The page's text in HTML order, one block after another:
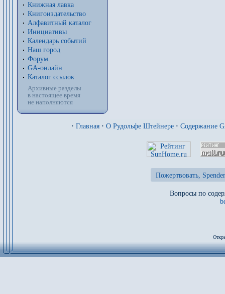
Книжная лавка
Книгоиздательство
Алфавитный каталог
Инициативы
Календарь событий
Наш город
Форум
GA-онлайн
Каталог ссылок
Архивные разделы
в настоящее время
не наполняются
· Главная · О Рудольфе Штейнере · Содержание
Пожертвовать,
Вопросы по